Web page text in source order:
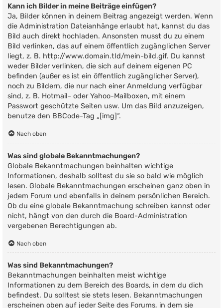
Kann ich Bilder in meine Beiträge einfügen?
Ja, Bilder können in deinem Beitrag angezeigt werden. Wenn
die Administration Dateianhänge erlaubt hat, kannst du das
Bild auch direkt hochladen. Ansonsten musst du zu einem
Bild verlinken, das auf einem öffentlich zugänglichen Server
liegt, z. B. http://www.domain.tld/mein-bild.gif. Du kannst
weder Bilder verlinken, die sich auf deinem eigenen PC
befinden (außer es ist ein öffentlich zugänglicher Server),
noch zu Bildern, die nur nach einer Anmeldung verfügbar
sind, z. B. Hotmail- oder Yahoo-Mailboxen, mit einem
Passwort geschützte Seiten usw. Um das Bild anzuzeigen,
benutze den BBCode-Tag „[img]“.
Nach oben
Was sind globale Bekanntmachungen?
Globale Bekanntmachungen beinhalten wichtige
Informationen, deshalb solltest du sie so bald wie möglich
lesen. Globale Bekanntmachungen erscheinen ganz oben in
jedem Forum und ebenfalls in deinem persönlichen Bereich.
Ob du eine globale Bekanntmachung schreiben kannst oder
nicht, hängt von den durch die Board-Administration
vergebenen Berechtigungen ab.
Nach oben
Was sind Bekanntmachungen?
Bekanntmachungen beinhalten meist wichtige
Informationen zu dem Bereich des Boards, in dem du dich
befindest. Du solltest sie stets lesen. Bekanntmachungen
erscheinen oben auf jeder Seite des Forums, in dem sie